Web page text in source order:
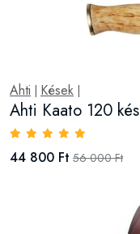
Ahti Kések
Ahti Kaato 120 kés
44 800 Ft 56 000 Ft